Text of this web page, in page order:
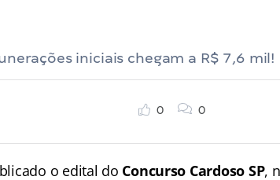
iniciais chegam a R$ 7,6 mil!
0 0
o edital do Concurso Cardoso SP,